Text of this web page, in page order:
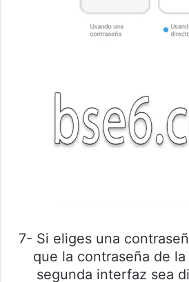
7- Si eliges una
que la contraseña de
segunda interfaz sea